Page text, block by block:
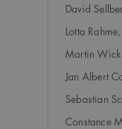
David
Lotta
Martin
Jan Albert
Sebastian
Constance